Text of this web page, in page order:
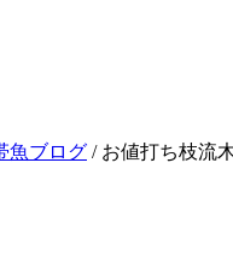
魚ブログ / お値打ち枝流